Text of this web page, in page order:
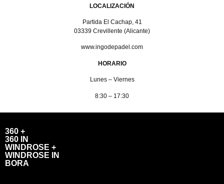
LOCALIZACIÓN
Partida El Cachap, 41
03339 Crevillente (Alicante)
www.ingodepadel.com
HORARIO
Lunes – Viernes
8:30 – 17:30
360 +
360 IN
WINDROSE +
WINDROSE IN
BORA